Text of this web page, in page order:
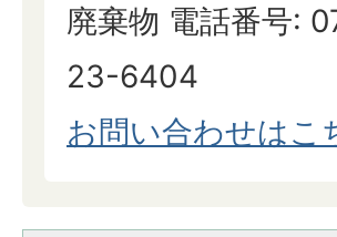
廃棄物 電話番号:
23-6404
お問い合わせはこ